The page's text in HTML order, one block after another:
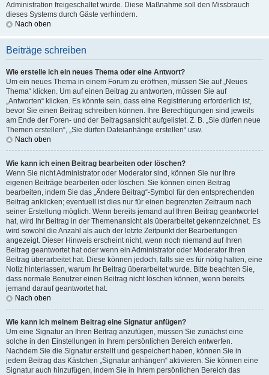
Administration freigeschaltet wurde. Diese Maßnahme soll den Missbrauch
dieses Systems durch Gäste verhindern.
Nach oben
Beiträge schreiben
Wie erstelle ich ein neues Thema oder eine Antwort?
Um ein neues Thema in einem Forum zu eröffnen, müssen Sie auf „Neues
Thema“ klicken. Um auf einen Beitrag zu antworten, müssen Sie auf
„Antworten“ klicken. Es könnte sein, dass eine Registrierung erforderlich ist,
bevor Sie einen Beitrag schreiben können. Ihre Berechtigungen sind jeweils
am Ende der Foren- und der Beitragsansicht aufgelistet. Z. B. „Sie dürfen neue
Themen erstellen“, „Sie dürfen Dateianhänge erstellen“ usw.
Nach oben
Wie kann ich einen Beitrag bearbeiten oder löschen?
Wenn Sie nicht Administrator oder Moderator sind, können Sie nur Ihre
eigenen Beiträge bearbeiten oder löschen. Sie können einen Beitrag
bearbeiten, indem Sie das „Ändere Beitrag“-Symbol für den entsprechenden
Beitrag anklicken; eventuell ist dies nur für einen begrenzten Zeitraum nach
seiner Erstellung möglich. Wenn bereits jemand auf Ihren Beitrag geantwortet
hat, wird Ihr Beitrag in der Themenansicht als überarbeitet gekennzeichnet. Es
wird sowohl die Anzahl als auch der letzte Zeitpunkt der Bearbeitungen
angezeigt. Dieser Hinweis erscheint nicht, wenn noch niemand auf Ihren
Beitrag geantwortet hat oder wenn ein Administrator oder Moderator Ihren
Beitrag überarbeitet hat. Diese können jedoch, falls sie es für nötig halten, eine
Notiz hinterlassen, warum Ihr Beitrag überarbeitet wurde. Bitte beachten Sie,
dass normale Benutzer einen Beitrag nicht löschen können, wenn bereits
jemand darauf geantwortet hat.
Nach oben
Wie kann ich meinem Beitrag eine Signatur anfügen?
Um eine Signatur an Ihren Beitrag anzufügen, müssen Sie zunächst eine
solche in den Einstellungen in Ihrem persönlichen Bereich entwerfen.
Nachdem Sie die Signatur erstellt und gespeichert haben, können Sie in
jedem Beitrag das Kästchen „Signatur anhängen“ aktivieren. Sie können eine
Signatur auch hinzufügen, indem Sie in Ihrem persönlichen Bereich das